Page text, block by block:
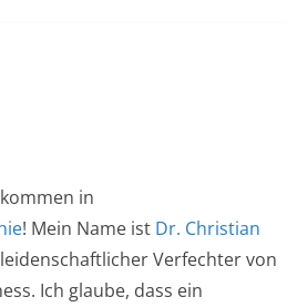
in
! Mein Name ist Dr. Christian
Verfechter von
Ich glaube, dass ein